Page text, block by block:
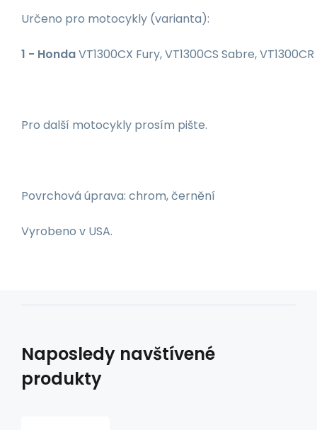
Určeno pro motocykly (varianta):
1 - HondaVT1300CX Fury, VT1300CS Sabre,
Pro další motocykly prosím pište.
Povrchová úprava: chrom, černění
Vyrobeno v USA.
Naposledy navštívené
produkty